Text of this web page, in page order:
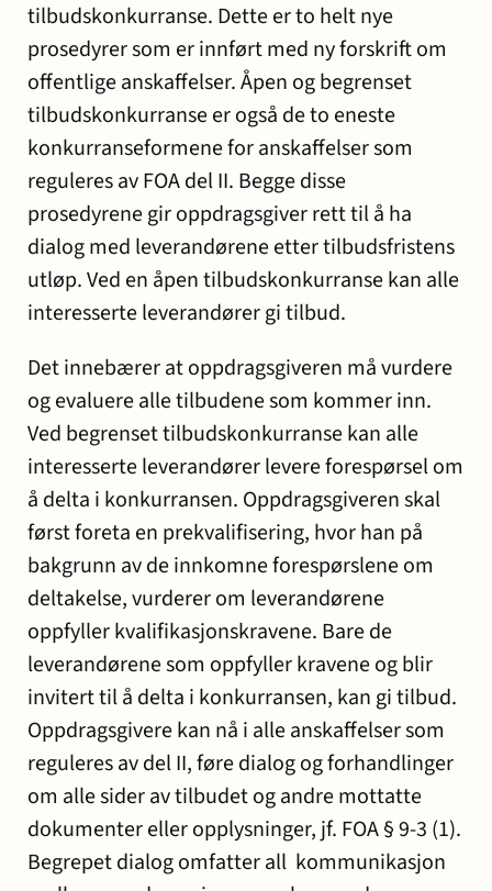
tilbudskonkurranse. Dette er to helt nye
prosedyrer som er innført med ny forskrift om
offentlige anskaffelser. Åpen og begrenset
tilbudskonkurranse er også de to eneste
konkurranseformene for anskaffelser som
reguleres av FOA del II. Begge disse
prosedyrene gir oppdragsgiver rett til å ha
dialog med leverandørene etter tilbudsfristens
utløp. Ved en åpen tilbudskonkurranse kan alle
interesserte leverandører gi tilbud.
Det innebærer at oppdragsgiveren må vurdere
og evaluere alle tilbudene som kommer inn.
Ved begrenset tilbudskonkurranse kan alle
interesserte leverandører levere forespørsel om
å delta i konkurransen. Oppdragsgiveren skal
først foreta en prekvalifisering, hvor han på
bakgrunn av de innkomne forespørslene om
deltakelse, vurderer om leverandørene
oppfyller kvalifikasjonskravene. Bare de
leverandørene som oppfyller kravene og blir
invitert til å delta i konkurransen, kan gi tilbud.
Oppdragsgivere kan nå i alle anskaffelser som
reguleres av del II, føre dialog og forhandlinger
om alle sider av tilbudet og andre mottatte
dokumenter eller opplysninger, jf. FOA § 9-3 (1).
Begrepet dialog omfatter all kommunikasjon